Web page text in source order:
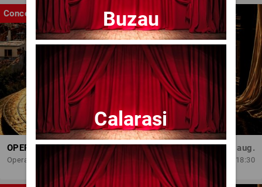
Concert
OPERA BRAȘOV ESTIVAL – ROMANCE & CINEMA - CONCERT
Opera Brasov
Sâm, 29 aug.
18:30
Buzau
Calarasi